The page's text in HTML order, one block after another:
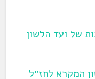
של ועד הלשון
המקרא לחז״ל